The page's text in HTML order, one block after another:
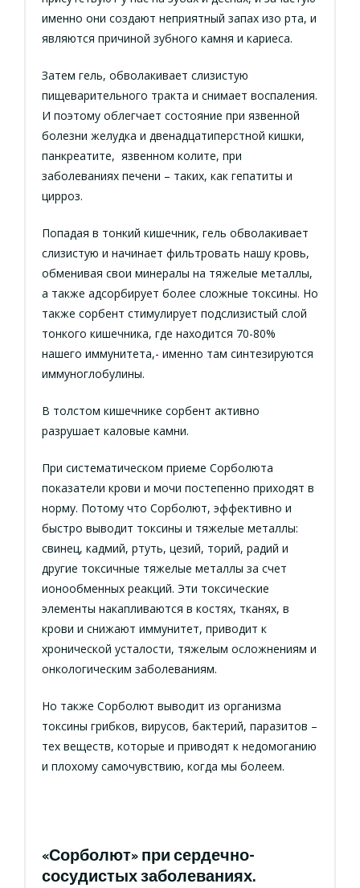
именно они создают неприятный запах изо рта, и
являются причиной зубного камня и кариеса.
Затем гель, обволакивает слизистую
пищеварительного тракта и снимает воспаления.
И поэтому облегчает состояние при язвенной
болезни желудка и двенадцатиперстной кишки,
панкреатите, язвенном колите, при
заболеваниях печени – таких, как гепатиты и
цирроз.
Попадая в тонкий кишечник, гель обволакивает
слизистую и начинает фильтровать нашу кровь,
обменивая свои минералы на тяжелые металлы,
а также адсорбирует более сложные токсины. Но
также сорбент стимулирует подслизистый слой
тонкого кишечника, где находится 70-80%
нашего иммунитета,- именно там синтезируются
иммуноглобулины.
В толстом кишечнике сорбент активно
разрушает каловые камни.
При систематическом приеме Сорболюта
показатели крови и мочи постепенно приходят в
норму. Потому что Сорболют, эффективно и
быстро выводит токсины и тяжелые металлы:
свинец, кадмий, ртуть, цезий, торий, радий и
другие токсичные тяжелые металлы за счет
ионообменных реакций. Эти токсические
элементы накапливаются в костях, тканях, в
крови и снижают иммунитет, приводит к
хронической усталости, тяжелым осложнениям и
онкологическим заболеваниям.
Но также Сорболют выводит из организма
токсины грибков, вирусов, бактерий, паразитов –
тех веществ, которые и приводят к недомоганию
и плохому самочувствию, когда мы болеем.
«Сорболют» при сердечно-
сосудистых заболеваниях.